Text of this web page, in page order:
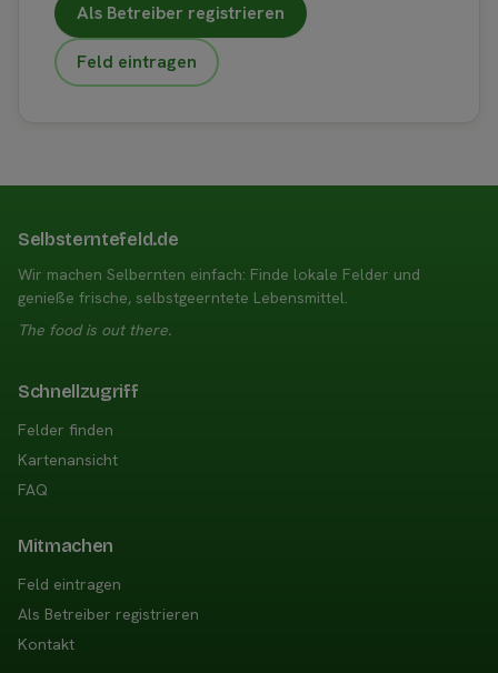
Als Betreiber registrieren
Feld eintragen
Selbsterntefeld.de
Wir machen Selbernten einfach: Finde lokale Felder und
genieße frische, selbstgeerntete Lebensmittel.
The food is out there.
Schnellzugriff
Felder finden
Kartenansicht
FAQ
Mitmachen
Feld eintragen
Als Betreiber registrieren
Kontakt